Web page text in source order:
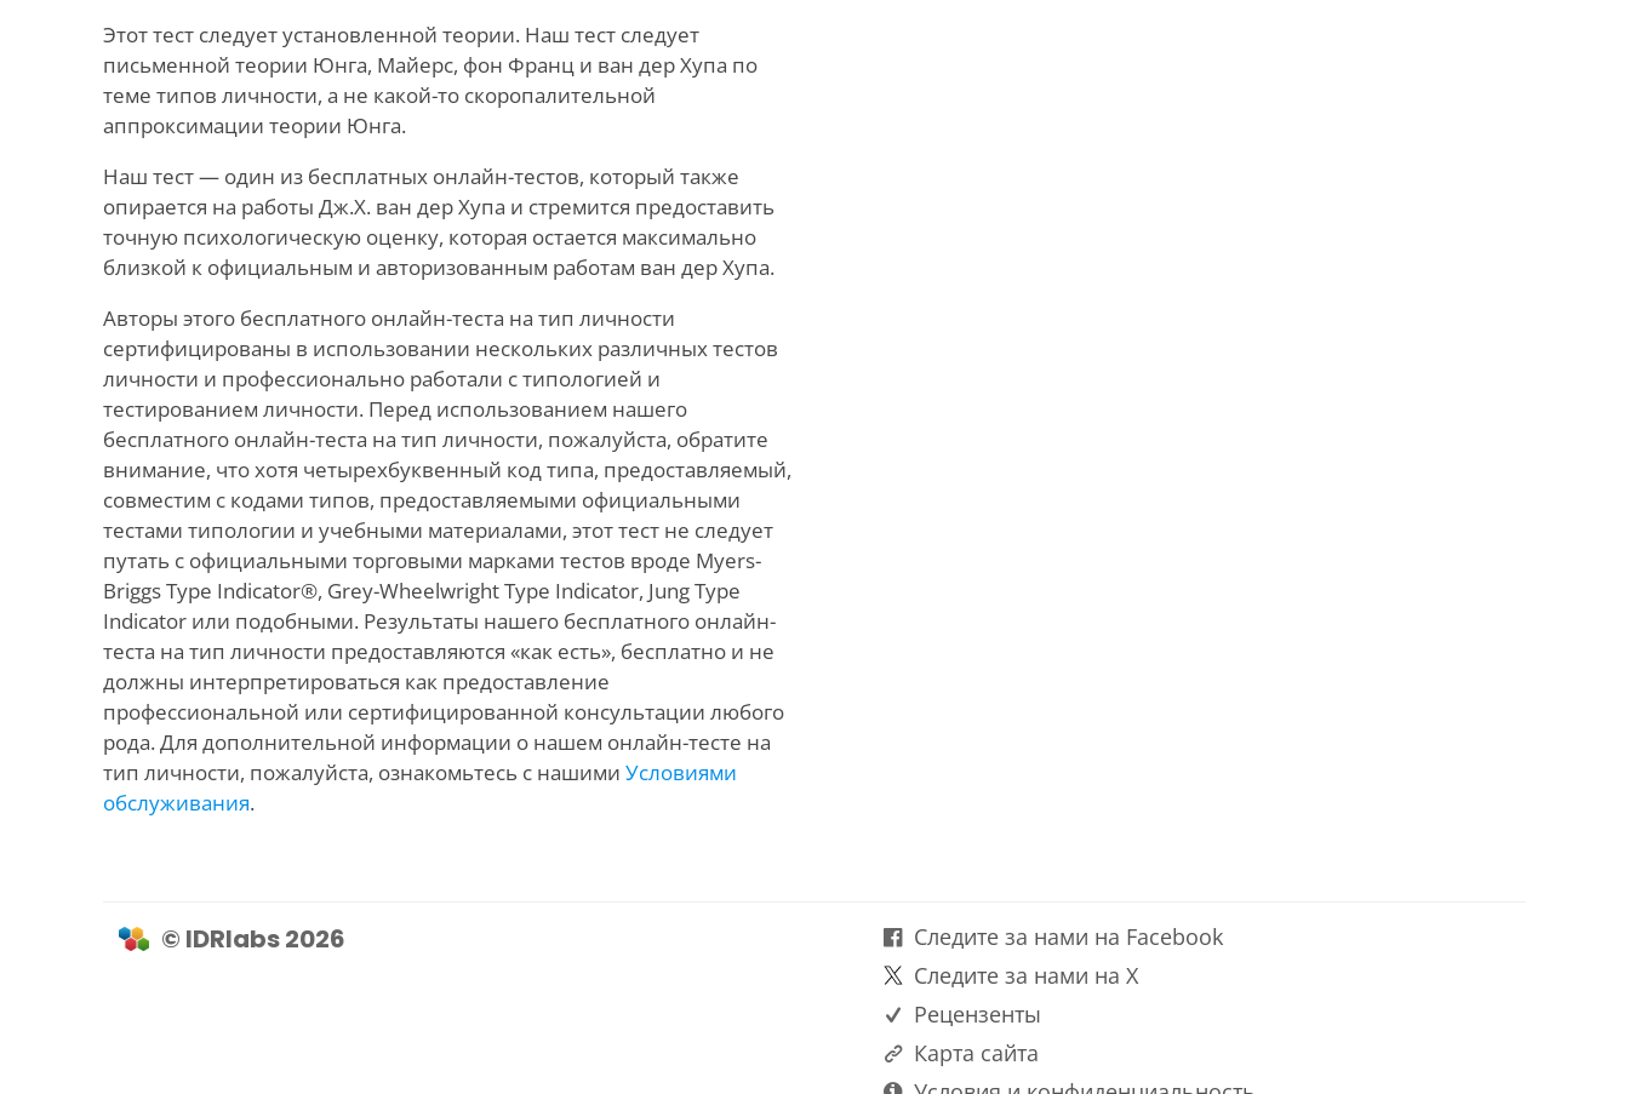
Этот тест следует установленной теории. Наш тест следует
письменной теории Юнга, Майерс, фон Франц и ван дер Хупа по
теме типов личности, а не какой-то скоропалительной
аппроксимации теории Юнга.
Наш тест — один из бесплатных онлайн-тестов, который также
опирается на работы Дж.Х. ван дер Хупа и стремится предоставить
точную психологическую оценку, которая остается максимально
близкой к официальным и авторизованным работам ван дер Хупа.
Авторы этого бесплатного онлайн-теста на тип личности
сертифицированы в использовании нескольких различных тестов
личности и профессионально работали с типологией и
тестированием личности. Перед использованием нашего
бесплатного онлайн-теста на тип личности, пожалуйста, обратите
внимание, что хотя четырехбуквенный код типа, предоставляемый,
совместим с кодами типов, предоставляемыми официальными
тестами типологии и учебными материалами, этот тест не следует
путать с официальными торговыми марками тестов вроде Myers-
Briggs Type Indicator®, Grey-Wheelwright Type Indicator, Jung Type
Indicator или подобными. Результаты нашего бесплатного онлайн-
теста на тип личности предоставляются «как есть», бесплатно и не
должны интерпретироваться как предоставление
профессиональной или сертифицированной консультации любого
рода. Для дополнительной информации о нашем онлайн-тесте на
тип личности, пожалуйста, ознакомьтесь с нашими Условиями
обслуживания.
© IDRlabs 2026
Следите за нами на Facebook
Следите за нами на X
Рецензенты
Карта сайта